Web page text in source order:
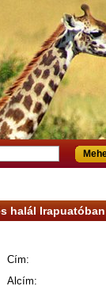
halál Irapuatóban
Cím:
Alcím: